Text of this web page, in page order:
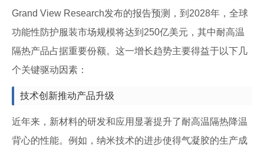
Grand View Research发布的报告预测，到2028年，全球
功能性防护服装市场规模将达到250亿美元，其中耐高温
隔热产品占据重要份额。这一增长趋势主要得益于以下几
个关键驱动因素：
技术创新推动产品升级
近年来，新材料的研发和应用显著提升了耐高温隔热降温
背心的性能。例如，纳米技术的进步使得气凝胶的生产成